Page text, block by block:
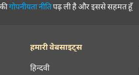
गोपनीयता नीतिपढ़ ली है और इससे सहमत हूँ
हमारी वेबसाइट्स
हिन्दवी